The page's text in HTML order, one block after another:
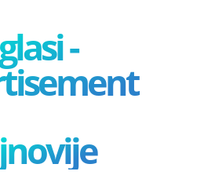
-